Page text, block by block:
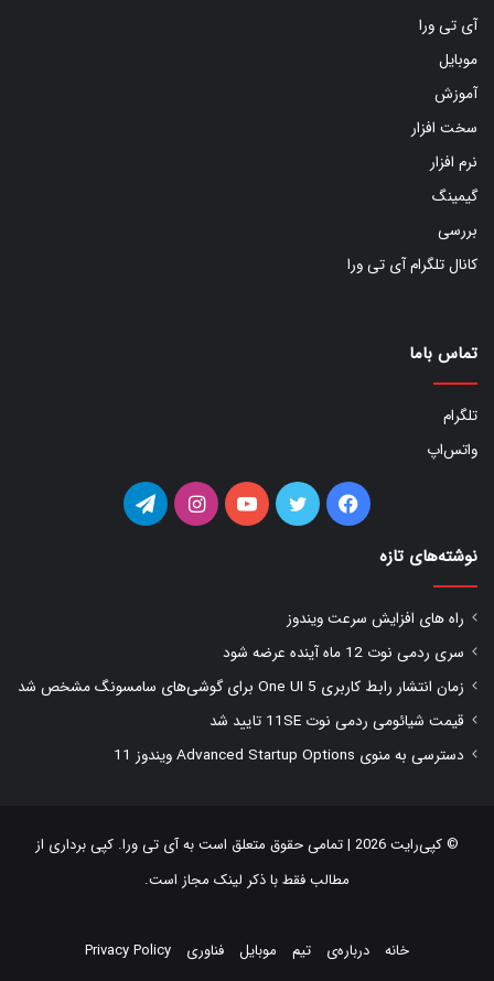
آی تی ورا
موبایل
آموزش
سخت افزار
نرم افزار
گیمینگ
بررسی
کانال تلگرام آی تی ورا
تماس باما
تلگرام
واتس‌اپ
فیس توییتر یوتیوب اینستاگرامتلگرام
نوشته‌های تازه
راه های افزایش سرعت ویندوز
سری ردمی نوت 12 ماه آینده عرضه شود
زمان انتشار رابط کاربری One UI 5 برای گوشی‌های سامسونگ مشخص شد
قیمت شیائومی ردمی نوت 11SE تایید شد
دسترسی به منوی Advanced Startup Options ویندوز 11
© کپی‌رایت 2026 | تمامی حقوق متعلق است به آی تی ورا. کپی برداری از
مطالب فقط با ذکر لینک مجاز است.
خانه درباره‌ی تیم موبایل فناوری Privacy Policy